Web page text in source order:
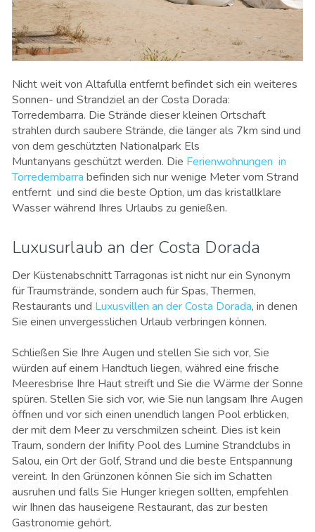
Nicht weit von Altafulla entfernt befindet sich ein weiteres
Sonnen- und Strandziel an der Costa Dorada:
Torredembarra. Die Strände dieser kleinen Ortschaft
strahlen durch saubere Strände, die länger als 7km sind und
von dem geschützten Nationalpark Els
Muntanyans geschützt werden. Die Ferienwohnungen in
Torredembarra befinden sich nur wenige Meter vom Strand
entfernt und sind die beste Option, um das kristallklare
Wasser während Ihres Urlaubs zu genießen.
Luxusurlaub an der Costa Dorada
Der Küstenabschnitt Tarragonas ist nicht nur ein Synonym
für Traumstrände, sondern auch für Spas, Thermen,
Restaurants und Luxusvillen an der Costa Dorada, in denen
Sie einen unvergesslichen Urlaub verbringen können.
Schließen Sie Ihre Augen und stellen Sie sich vor, Sie
würden auf einem Handtuch liegen, währed eine frische
Meeresbrise Ihre Haut streift und Sie die Wärme der Sonne
spüren. Stellen Sie sich vor, wie Sie nun langsam Ihre Augen
öffnen und vor sich einen unendlich langen Pool erblicken,
der mit dem Meer zu verschmilzen scheint. Dies ist kein
Traum, sondern der Inifity Pool des Lumine Strandclubs in
Salou, ein Ort der Golf, Strand und die beste Entspannung
vereint. In den Grünzonen können Sie sich im Schatten
ausruhen und falls Sie Hunger kriegen sollten, empfehlen
wir Ihnen das hauseigene Restaurant, das zur besten
Gastronomie gehört.